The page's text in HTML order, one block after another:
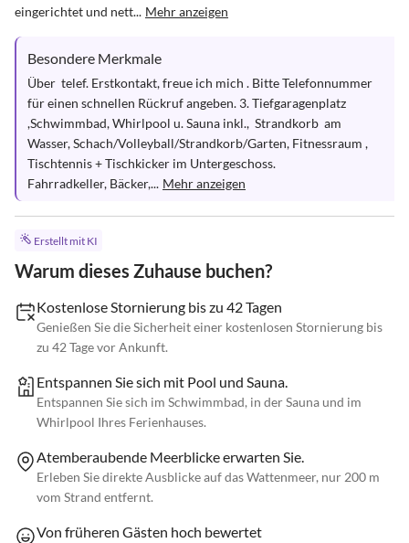
eingerichtet und nett... Mehr anzeigen
Besondere Merkmale
Über  telef. Erstkontakt, freue ich mich . Bitte Telefonnummer
für einen schnellen Rückruf angeben. 3. Tiefgaragenplatz
,Schwimmbad, Whirlpool u. Sauna inkl.,  Strandkorb  am
Wasser, Schach/Volleyball/Strandkorb/Garten, Fitnessraum ,
Tischtennis + Tischkicker im Untergeschoss.
Fahrradkeller, Bäcker,... Mehr anzeigen
Erstellt mit KI
Warum dieses Zuhause buchen?
Kostenlose Stornierung bis zu 42 Tagen
Genießen Sie die Sicherheit einer kostenlosen Stornierung bis
zu 42 Tage vor Ankunft.
Entspannen Sie sich mit Pool und Sauna.
Entspannen Sie sich im Schwimmbad, in der Sauna und im
Whirlpool Ihres Ferienhauses.
Atemberaubende Meerblicke erwarten Sie.
Erleben Sie direkte Ausblicke auf das Wattenmeer, nur 200 m
vom Strand entfernt.
Von früheren Gästen hoch bewertet